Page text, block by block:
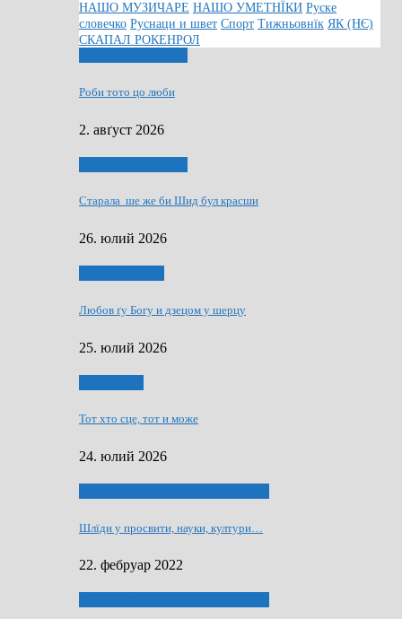
НАШО МУЗИЧАРЕ НАШО УМЕТНЇКИ Руске
словечко Руснаци и швет Спорт Тижньовнїк ЯК (НЄ)
СКАПАЛ РОКЕНРОЛ
Роби тото цо люби
2. авґуст 2026
Старала ше же би Шид бул красши
26. юлий 2026
Любов ґу Богу и дзецом у шерцу
25. юлий 2026
Тот хто сце, тот и може
24. юлий 2026
Шлїди у просвити, науки, култури…
22. фебруар 2022